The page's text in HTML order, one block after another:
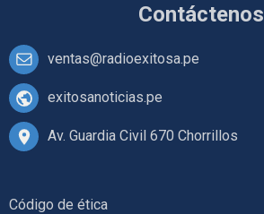
Contáctenos
ventas@radioexitosa.pe
exitosanoticias.pe
Av. Guardia Civil 670 Chorrillos
Código de ética